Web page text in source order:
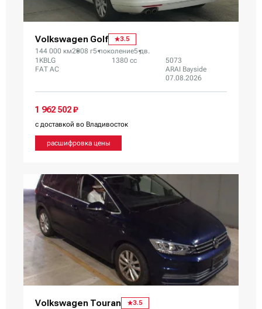
Volkswagen Golf 3.5
144 000 км2008 г5 поколение5 дв.
1KBLG
FAT AC
1380 сс
5073
ARAI Bayside
07.08.2026
1 962 502 ₽
с доставкой во Владивосток
расшифровка цены
Volkswagen Touran 3.5